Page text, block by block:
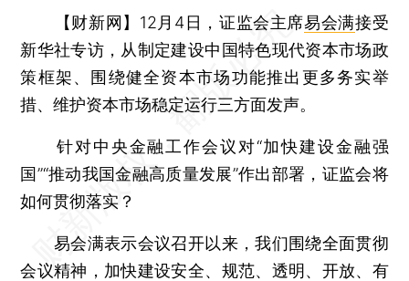
【财新网】 12月4日，证监会主席易会满接受
新华社专访，从制定建设中国特色现代资本市场政
策框架、围绕健全资本市场功能推出更多务实举
措、维护资本市场稳定运行三方面发声。
针对中央金融工作会议对“加快建设金融强
国”“推动我国金融高质量发展”作出部署，证监会将
如何贯彻落实？
易会满表示会议召开以来，我们围绕全面贯彻
会议精神，加快建设安全、规范、透明、开放、有